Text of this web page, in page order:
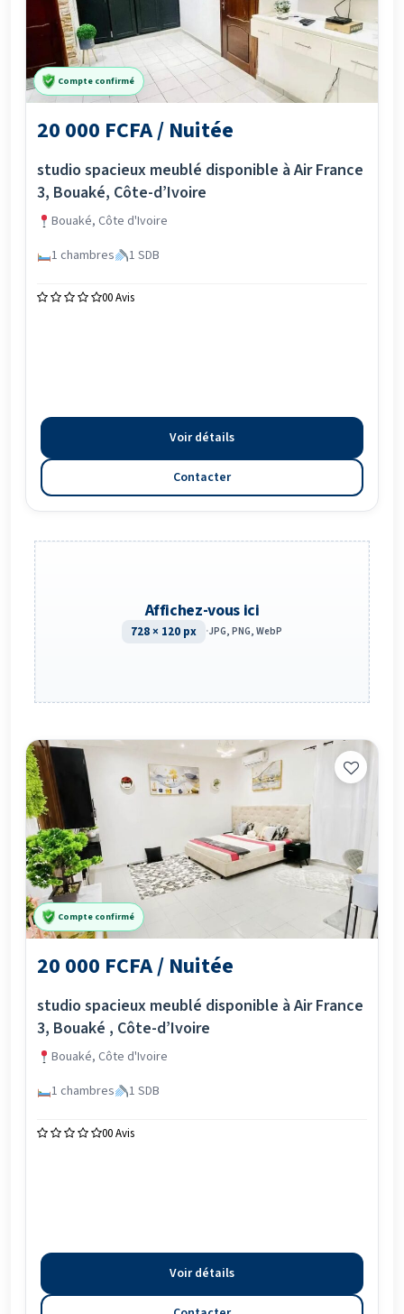
Compte confirmé
20 000 FCFA / Nuitée
studio spacieux meublé disponible à Air France
3, Bouaké, Côte-d’Ivoire
Bouaké, Côte d'Ivoire
1 chambres
1 SDB
00 Avis
Voir détails
Contacter
Affichez-vous ici
728 × 120 px ·JPG, PNG, WebP
Compte confirmé
20 000 FCFA / Nuitée
studio spacieux meublé disponible à Air France
3, Bouaké , Côte-d’Ivoire
Bouaké, Côte d'Ivoire
1 chambres
1 SDB
00 Avis
Voir détails